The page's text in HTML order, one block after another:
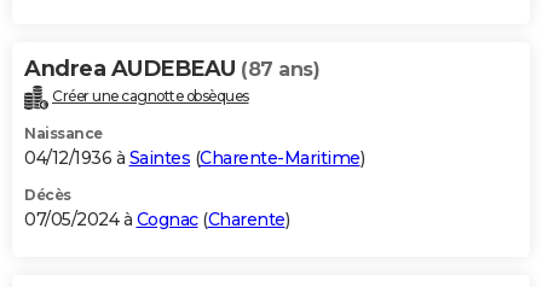
Andrea AUDEBEAU (87 ans)
Créer une cagnotte obsèques
Naissance
04/12/1936 à Saintes (Charente-Maritime)
Décès
07/05/2024 à Cognac(Charente)